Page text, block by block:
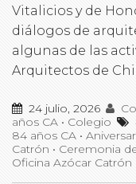
Vitalicios y de
diálogos de
algunas de las
Arquitectos de
24 julio, 2026
años CA • Colegio
84 años CA •
Catrón • Ceremonia
Oficina Azócar Catrón